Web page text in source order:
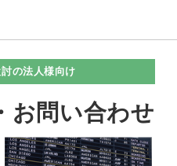
の法人様向け
お問い合わせ